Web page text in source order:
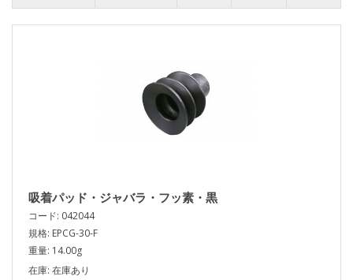
吸着パッド・ジャバラ・フッ素・黒
コード: 042044
規格: EPCG-30-F
重量: 14.00g
在庫: 在庫あり